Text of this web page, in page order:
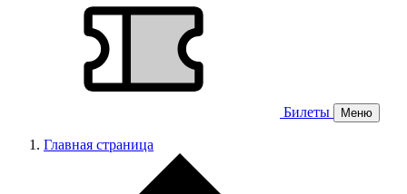
Билеты Меню
Главная страница